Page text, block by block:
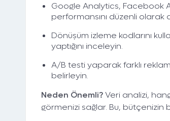
Google Analytics, Facebook
performansını düzenli olarak
Dönüşüm izleme kodlarını
yaptığını inceleyin.
A/B testi yaparak farklı
belirleyin.
Neden Önemli?Veri analizi,
görmenizi sağlar. Bu, bütçenizin